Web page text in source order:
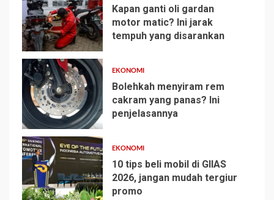
1
Kapan ganti oli gardan
motor matic? Ini jarak
tempuh yang disarankan
2
EKONOMI
Bolehkah menyiram rem
cakram yang panas? Ini
penjelasannya
3
EKONOMI
10 tips beli mobil di GIIAS
2026, jangan mudah tergiur
promo